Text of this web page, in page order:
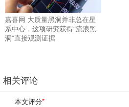
嘉喜网 大质量黑洞并非总在星
系中心，这项研究获得“流浪黑
洞”直接观测证据
相关评论
本文评分*